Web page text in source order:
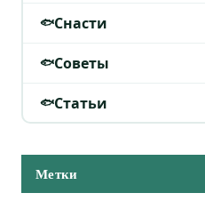
Снасти
Советы
Статьи
Метки